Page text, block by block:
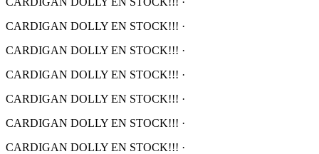
CARDIGAN DOLLY EN STOCK!!! ·
CARDIGAN DOLLY EN STOCK!!! ·
CARDIGAN DOLLY EN STOCK!!! ·
CARDIGAN DOLLY EN STOCK!!! ·
CARDIGAN DOLLY EN STOCK!!! ·
CARDIGAN DOLLY EN STOCK!!! ·